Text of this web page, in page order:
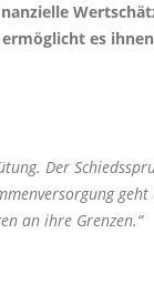
es
Der
an ihre Grenzen.“